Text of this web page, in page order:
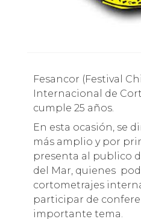
Fesancor (Festival Chileno
Internacional de
cumple 25 años.
En esta ocasión, se
más amplio y por
presenta al publico
del Mar, quienes
cortometrajes
participar de
importante tema.